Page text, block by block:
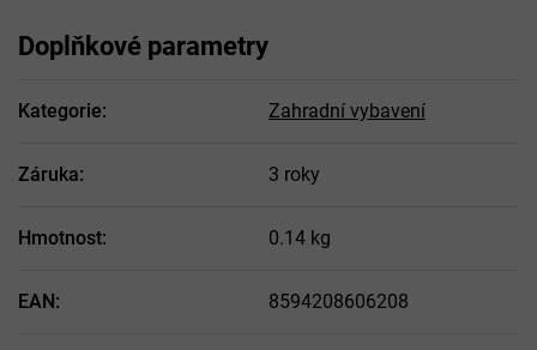
Doplňkové parametry
Kategorie: Zahradní vybavení
Záruka: 3 roky
Hmotnost: 0.14 kg
EAN: 8594208606208